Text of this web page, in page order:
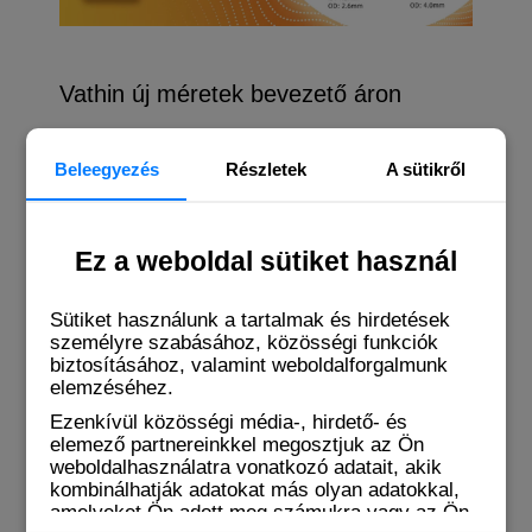
Beleegyezés Részletek A sütikről
Ez a weboldal sütiket használ
Sütiket használunk a tartalmak és hirdetések
személyre szabásához, közösségi funkciók
biztosításához, valamint weboldalforgalmunk
elemzéséhez.
Ezenkívül közösségi média-, hirdető- és
elemező partnereinkkel megosztjuk az Ön
weboldalhasználatra vonatkozó adatait, akik
kombinálhatják adatokat más olyan adatokkal,
amelyeket Ön adott meg számukra vagy az Ön
Vathin új méretek bevezető áron
Most mindkét új méret bevezető áron érhető el:300 000 Ft
helyett nettó 200 000 Ft-ért!
Tovább